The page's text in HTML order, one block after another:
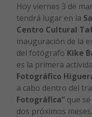
Hoy viernes 3 de
tendrá lugar en la
Centro Cultural
inauguración de la
del fotógrafo Kike
es la primera
Fotográfico
a cabo dentro del
Fotográfica”que se
dos próximos meses.